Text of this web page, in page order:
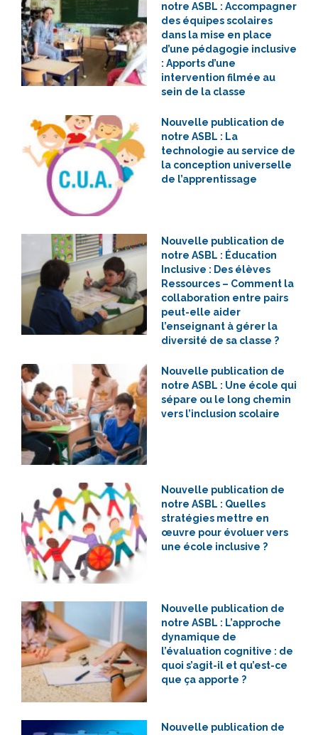
notre ASBL : Accompagner
des équipes scolaires
dans la mise en place
d’une pédagogie inclusive
: Apports d’une
intervention filmée au
sein de la classe
Nouvelle publication de
notre ASBL : La
technologie au service de
la conception universelle
de l’apprentissage
Nouvelle publication de
notre ASBL : Éducation
Inclusive : Des élèves
Ressources – Comment la
collaboration entre pairs
peut-elle aider
l’enseignant à gérer la
diversité de sa classe ?
Nouvelle publication de
notre ASBL : Une école qui
sépare ou le long chemin
vers l’inclusion scolaire
Nouvelle publication de
notre ASBL : Quelles
stratégies mettre en
œuvre pour évoluer vers
une école inclusive ?
Nouvelle publication de
notre ASBL : L’approche
dynamique de
l’évaluation cognitive : de
quoi s’agit-il et qu’est-ce
que ça apporte ?
Nouvelle publication de